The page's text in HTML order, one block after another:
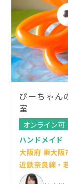
ぴーちゃん
室
オンライン可
ハンドメイド
大阪府 東大阪
近鉄奈良線・